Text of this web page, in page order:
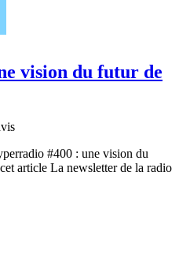
vision du futur de
#400 : une vision du
article La newsletter de la radio